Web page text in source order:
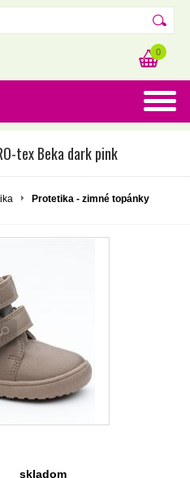
0
tex Beka dark pink
Protetika - zimné topánky
skladom